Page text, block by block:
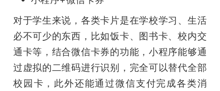
对于学生来说，各类卡片是在学校学习、生活
必不可少的东西，比如饭卡、图书卡、校内交
通卡等，结合微信卡券的功能，小程序能够通
过虚拟的二维码进行识别，完全可以替代全部
校园卡，此外还能通过微信支付完成各类消